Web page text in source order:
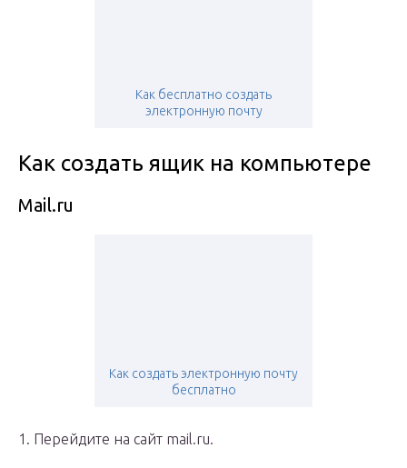
Как бесплатно создать
электронную почту
Как создать ящик на компьютере
Mail.ru
Как создать электронную почту
бесплатно
1. Перейдите на сайт mail.ru.